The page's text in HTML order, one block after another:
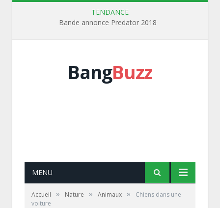
TENDANCE
Bande annonce Predator 2018
BangBuzz
MENU
Accueil » Nature » Animaux »
Chiens dans une
voiture